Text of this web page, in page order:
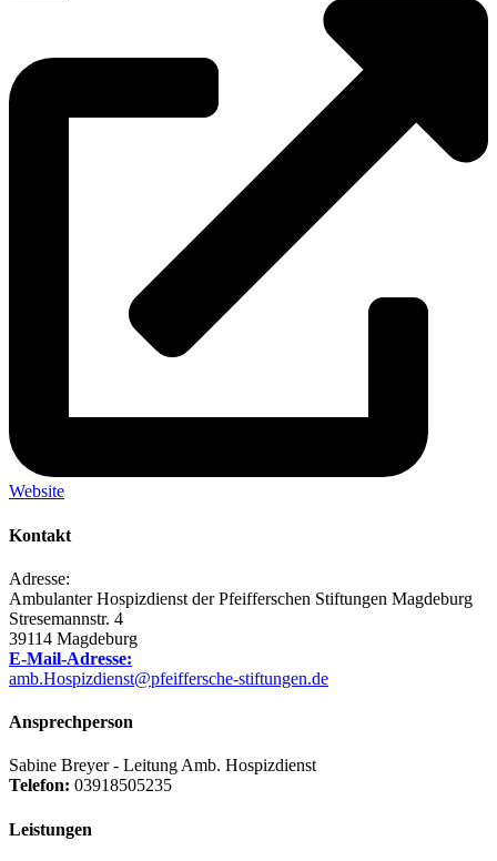
Website
Kontakt
Adresse:
Ambulanter Hospizdienst der Pfeifferschen Stiftungen Magdeburg
Stresemannstr. 4
39114 Magdeburg
E-Mail-Adresse:
amb.Hospizdienst@pfeiffersche-stiftungen.de
Ansprechperson
Sabine Breyer - Leitung Amb. Hospizdienst
Telefon: 03918505235
Leistungen